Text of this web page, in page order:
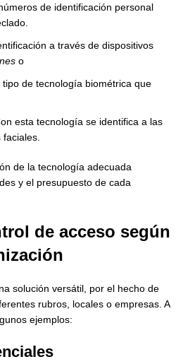
de identificación personal
a través de dispositivos
o
de tecnología biométrica que
esta tecnología se identifica a las
de la tecnología adecuada
y el presupuesto de cada
de acceso según
solución versátil, por el hecho de
rubros, locales o empresas. A
ejemplos: